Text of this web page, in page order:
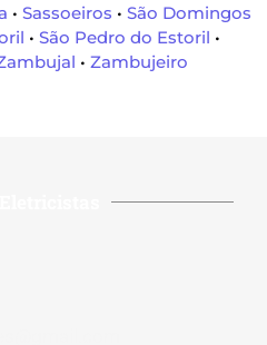
• Sassoeiros • São Domingos
• São Pedro do Estoril •
• Zambujeiro